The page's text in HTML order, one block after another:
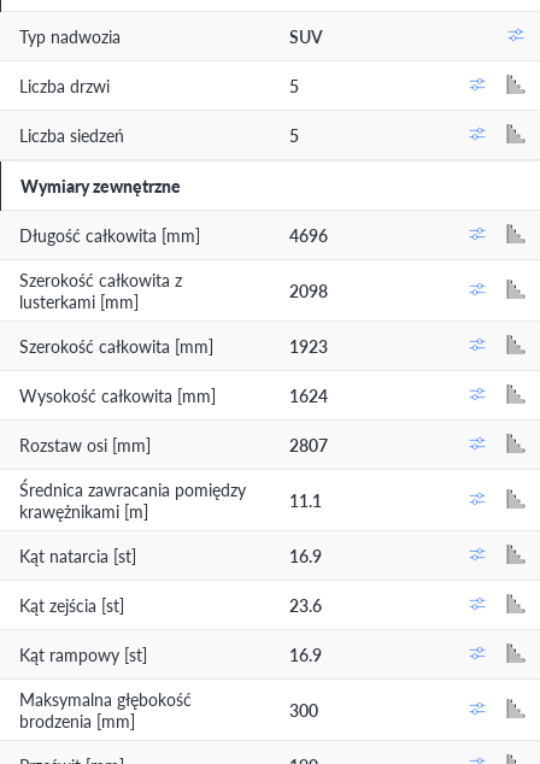
Typ nadwozia SUV
Liczba drzwi 5
Liczba siedzeń 5
Wymiary zewnętrzne
Długość całkowita [mm]
4696
Szerokość całkowita z
lusterkami [mm]
2098
Szerokość całkowita [mm] 1923
Wysokość całkowita [mm] 1624
Rozstaw osi [mm]
2807
Średnica zawracania pomiędzy
krawężnikami [m]
11.1
Kąt natarcia [st] 16.9
Kąt zejścia [st] 23.6
Kąt rampowy [st]
16.9
Maksymalna głębokość
brodzenia [mm]
300